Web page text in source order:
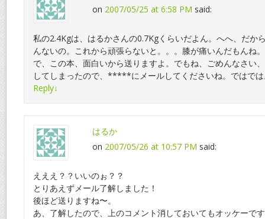
on 2007/05/25 at 6:58 PM said:
私の2.4Kgは、はるかさんの0.7Kgくらいだよん。へへ、だか
んないの。これから頑張らないと。。。膝が痛いんだもんね。
で、この本、面白いから送りますよ。でもね、ごめんなさい
してしまったので、*****にメールしてくださいね。ではで
Reply↓
はるか
on 2007/05/26 at 10:57 PM said:
えええ？？いいのぉ？？
とりあえずメール了解しました！
後ほど送りますね〜。
あ、了解したので、上のコメント消しておいてもオッケーで